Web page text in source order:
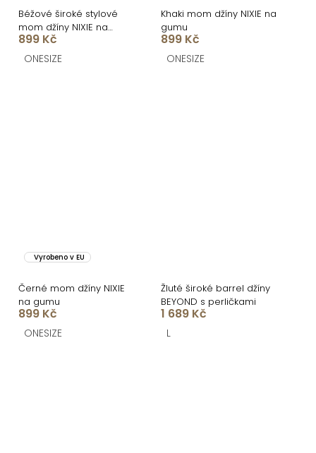
Béžové široké stylové
mom džíny NIXIE na
gumu
899 Kč
ONESIZE
Khaki mom džíny NIXIE na
gumu
899 Kč
ONESIZE
Vyrobeno v EU
Černé mom džíny NIXIE
na gumu
899 Kč
ONESIZE
Žluté široké barrel džíny
BEYOND s perličkami
1 689 Kč
L